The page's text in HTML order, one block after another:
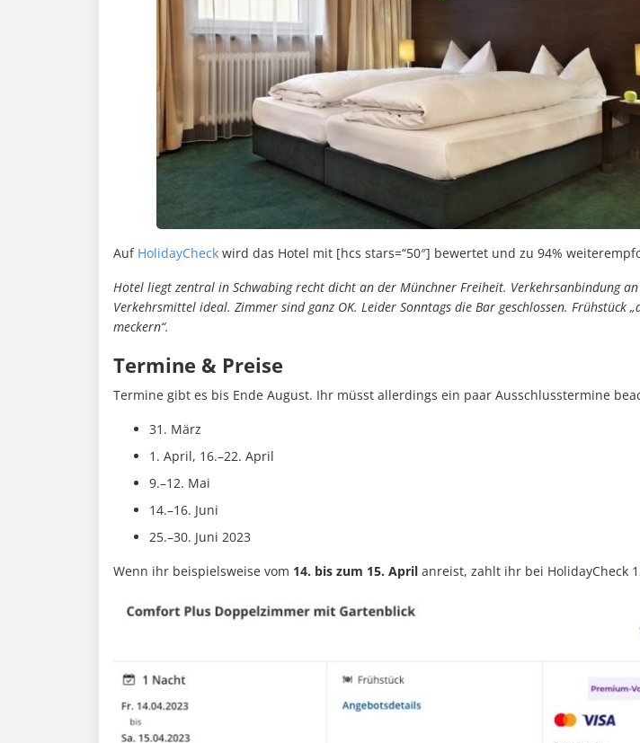
Auf HolidayCheck wird das Hotel mit [hcs stars=“50″] bewertet und zu 94%
Hotel liegt zentral in Schwabing recht dicht an der Münchner Freiheit. Verkehrsanbindung
Verkehrsmittel ideal. Zimmer sind ganz OK. Leider Sonntags die Bar geschlossen. Frühstück
meckern“.
Termine & Preise
Termine gibt es bis Ende August. Ihr müsst allerdings ein paar Ausschlusstermine
31. März
1. April, 16.–22. April
9.–12. Mai
14.–16. Juni
25.–30. Juni 2023
Wenn ihr beispielsweise vom 14. bis zum 15. April anreist, zahlt ihr bei HolidayCheck